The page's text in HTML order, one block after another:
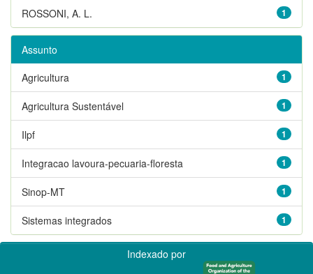
1
ROSSONI, A. L.
Assunto
1
Agricultura
1
Agricultura Sustentável
1
Ilpf
1
Integracao lavoura-pecuaria-floresta
1
Sinop-MT
1
Sistemas integrados
Indexado por